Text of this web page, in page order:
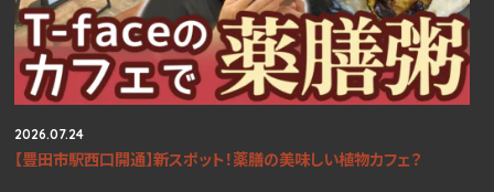
2026.07.24
【豊田市駅西口開通】新スポット！薬膳の美味しい植物カフェ？